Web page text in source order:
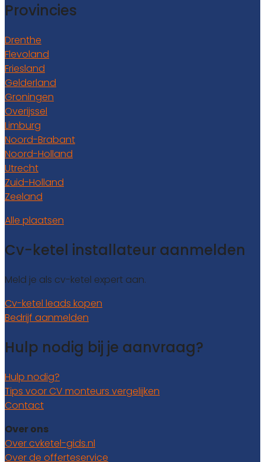
Provincies
Drenthe
Flevoland
Friesland
Gelderland
Groningen
Overijssel
Limburg
Noord-Brabant
Noord-Holland
Utrecht
Zuid-Holland
Zeeland
Alle plaatsen
Cv-ketel installateur aanmelden
Meld je als cv-ketel expert aan.
Cv-ketel leads kopen
Bedrijf aanmelden
Hulp nodig bij je aanvraag?
Hulp nodig?
Tips voor CV monteurs vergelijken
Contact
Over ons
Over cvketel-gids.nl
Over de offerteservice